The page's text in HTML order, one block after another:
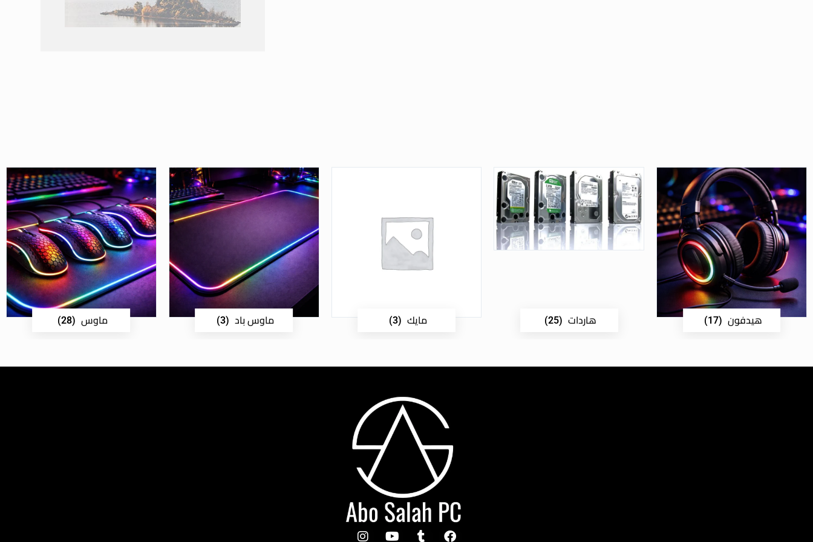
هيدفون (17) هاردات (25) مايك (3) ماوس باد (3) ماوس (28)